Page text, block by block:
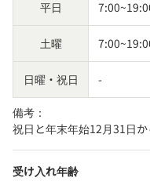
平日
土曜
日曜・祝日 -
備考：
祝日と年末年始12月31日か
受け入れ年齢